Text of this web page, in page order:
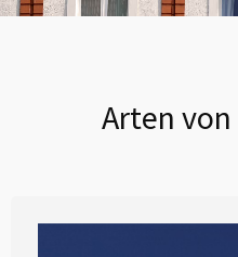
Arten von